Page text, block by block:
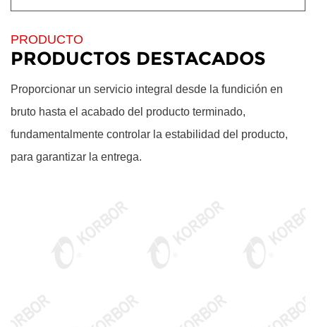
PRODUCTO
PRODUCTOS DESTACADOS
Proporcionar un servicio integral desde la fundición en
bruto hasta el acabado del producto terminado,
fundamentalmente controlar la estabilidad del producto,
para garantizar la entrega.